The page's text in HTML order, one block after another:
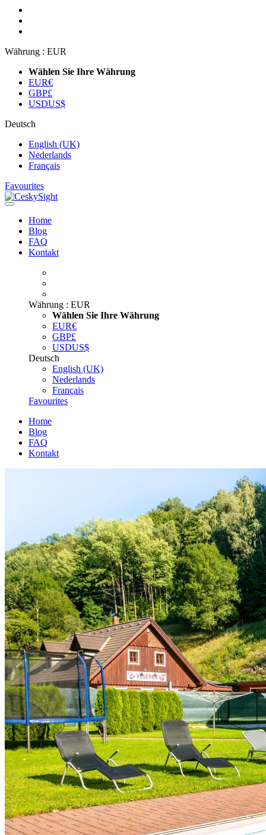
Währung : EUR
Wählen Sie Ihre Währung
EUR€
GBP£
USDUS$
Deutsch
English (UK)
Nederlands
Français
Favourites
Home
Blog
FAQ
Kontakt
Währung : EUR
Wählen Sie Ihre Währung
EUR€
GBP£
USDUS$
Deutsch
English (UK)
Nederlands
Français
Favourites
Home
Blog
FAQ
Kontakt